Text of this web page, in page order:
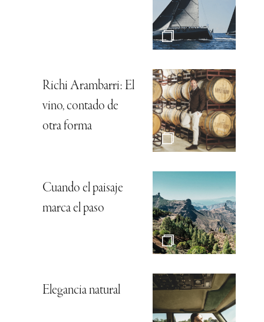
Richi Arambarri: El
vino, contado de
otra forma
Cuando el paisaje
marca el paso
Elegancia natural